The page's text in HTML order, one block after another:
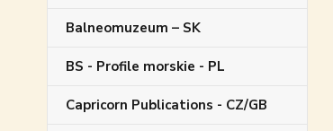
Balneomuzeum – SK
BS - Profile morskie - PL
Capricorn Publications - CZ/GB